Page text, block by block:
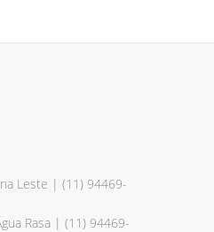
Leste | (11) 94469-
Rasa | (11) 94469-